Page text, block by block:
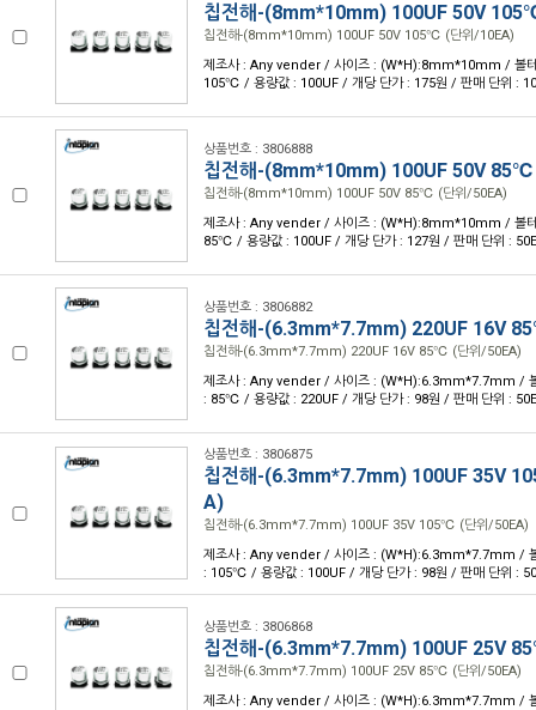
칩전해-(8mm*10mm) 100UF 50V
칩전해-(8mm*10mm) 100UF 50V 105℃ (단위/10EA)
제조사 : Any vender / 사이즈 : (W*H):8mm*10mm / 볼
105℃ / 용량값 : 100UF / 개당 단가 : 175원 / 판매 단위 :
상품번호 : 3806888
칩전해-(8mm*10mm) 100UF 50V
칩전해-(8mm*10mm) 100UF 50V 85℃ (단위/50EA)
제조사 : Any vender / 사이즈 : (W*H):8mm*10mm / 볼
85℃ / 용량값 : 100UF / 개당 단가 : 127원 / 판매 단위 :
상품번호 : 3806882
칩전해-(6.3mm*7.7mm) 220UF 16V
칩전해-(6.3mm*7.7mm) 220UF 16V 85℃ (단위/50EA)
제조사 : Any vender / 사이즈 : (W*H):6.3mm*7.7mm /
: 85℃ / 용량값 : 220UF / 개당 단가 : 98원 / 판매 단위 :
상품번호 : 3806875
칩전해-(6.3mm*7.7mm) 100UF 35V
A)
칩전해-(6.3mm*7.7mm) 100UF 35V 105℃ (단위/50EA)
제조사 : Any vender / 사이즈 : (W*H):6.3mm*7.7mm /
: 105℃ / 용량값 : 100UF / 개당 단가 : 98원 / 판매 단위 :
상품번호 : 3806868
칩전해-(6.3mm*7.7mm) 100UF 25V
칩전해-(6.3mm*7.7mm) 100UF 25V 85℃ (단위/50EA)
제조사 : Any vender / 사이즈 : (W*H):6.3mm*7.7mm /